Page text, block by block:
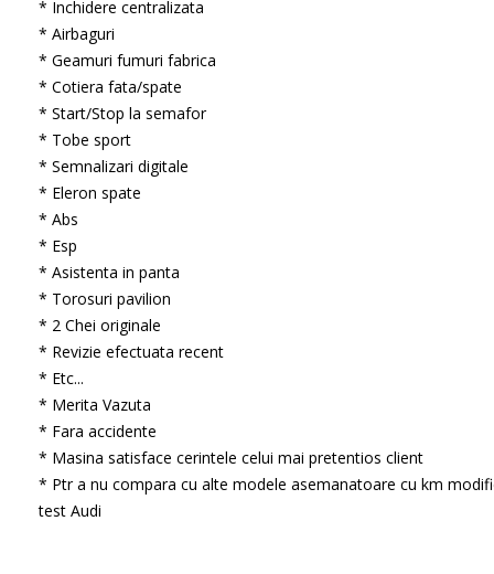
* Inchidere centralizata
* Airbaguri
* Geamuri fumuri fabrica
* Cotiera fata/spate
* Start/Stop la semafor
* Tobe sport
* Semnalizari digitale
* Eleron spate
* Abs
* Esp
* Asistenta in panta
* Torosuri pavilion
* 2 Chei originale
* Revizie efectuata recent
* Etc...
* Merita Vazuta
* Fara accidente
* Masina satisface cerintele celui mai pretentios client
* Ptr a nu compara cu alte modele asemanatoare cu km
test Audi